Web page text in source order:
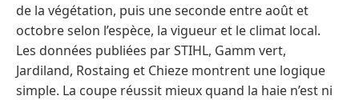
de la végétation, puis une seconde entre août et
octobre selon l’espèce, la vigueur et le climat local.
Les données publiées par STIHL, Gamm vert,
Jardiland, Rostaing et Chieze montrent une logique
simple. La coupe réussit mieux quand la haie n’est ni